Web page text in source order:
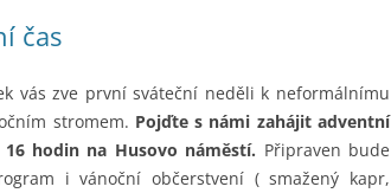
čas
vás zve první sváteční neděli k neformálnímu
stromem. Pojďte s námi zahájit adventní
hodin na Husovo náměstí. Připraven bude
i vánoční občerstvení ( smažený kapr,